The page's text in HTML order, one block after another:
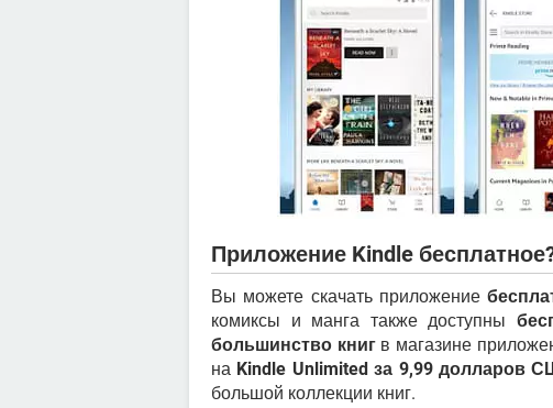
Приложение Kindle
Вы можете скачать приложение
комиксы и манга также доступны
большинство книгв магазине
на Kindle Unlimited за 9,99 долларов
большой коллекции книг.